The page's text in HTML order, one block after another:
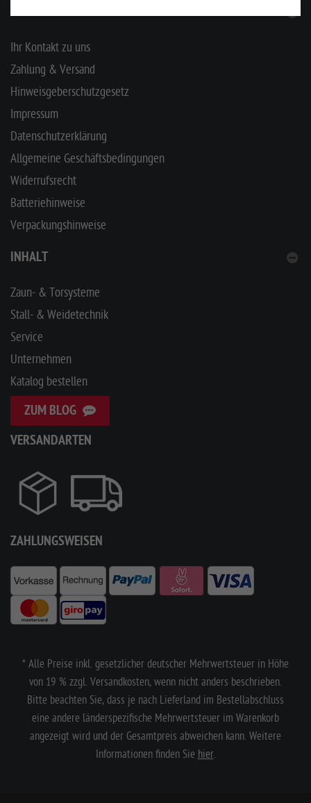
INFORMATIONEN
Ihr Kontakt zu uns
Zahlung & Versand
Hinweisgeberschutzgesetz
Impressum
Datenschutzerklärung
Allgemeine Geschäftsbedingungen
Widerrufsrecht
Batteriehinweise
Verpackungshinweise
INHALT
Zaun- & Torsysteme
Stall- & Weidetechnik
Service
Unternehmen
Katalog bestellen
ZUM BLOG
VERSANDARTEN
ZAHLUNGSWEISEN
* Alle Preise inkl. gesetzlicher deutscher Mehrwertsteuer in Höhe
von 19 % zzgl. Versandkosten, wenn nicht anders beschrieben.
Bitte beachten Sie, dass je nach Lieferland im Bestellabschluss
eine andere länderspezifische Mehrwertsteuer im Warenkorb
angezeigt wird und der Gesamtpreis abweichen kann. Weitere
Informationen finden Sie hier.